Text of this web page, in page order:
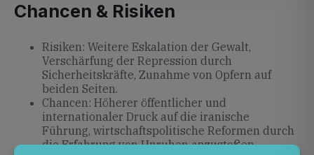
Chancen & Risiken
Risiken: Weitere Eskalation der Gewalt,
Verschärfung der Repression durch
Sicherheitskräfte, Zunahme von Opfern auf
beiden Seiten.
Chancen: Höherer öffentlicher und
internationaler Druck auf die iranische
Führung, wirtschaftspolitische Reformen durch
die Erfahrung von Unruhen anzustoßen.